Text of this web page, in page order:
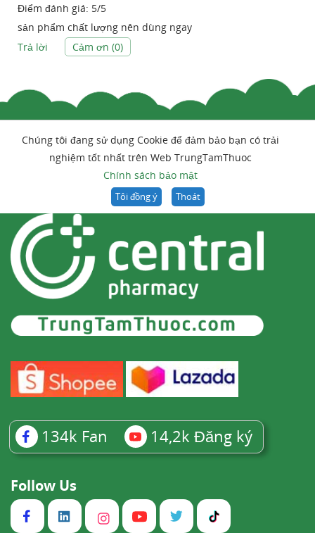
Điểm đánh giá: 5/5
sản phẩm chất lượng nên dùng ngay
Trả lời
Cảm ơn (0)
Chúng tôi đang sử dụng Cookie để đảm bảo bạn có trải
nghiệm tốt nhất trên Web TrungTamThuoc
Chính sách bảo mật
Tôi đồng ý Thoát
134k Fan 14,2k Đăng ký
Follow Us